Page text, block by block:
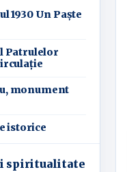
1930 Un Paște
Patrulelor
monument
istorice
spiritualitate